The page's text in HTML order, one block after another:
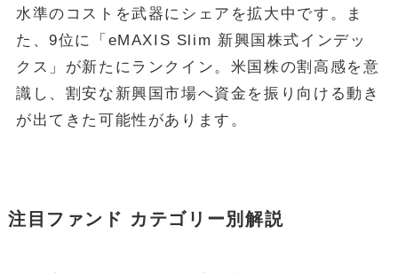
水準のコストを武器にシェアを拡大中です。ま
た、9位に「eMAXIS Slim 新興国株式インデッ
クス」が新たにランクイン。米国株の割高感を意
識し、割安な新興国市場へ資金を振り向ける動き
が出てきた可能性があります。
注目ファンド カテゴリー別解説